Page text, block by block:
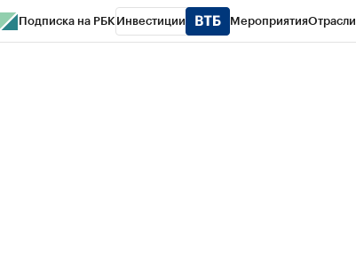
Подписка на РБК Инвестиции МероприятияОтрасли